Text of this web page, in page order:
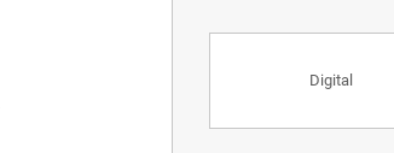
Digital